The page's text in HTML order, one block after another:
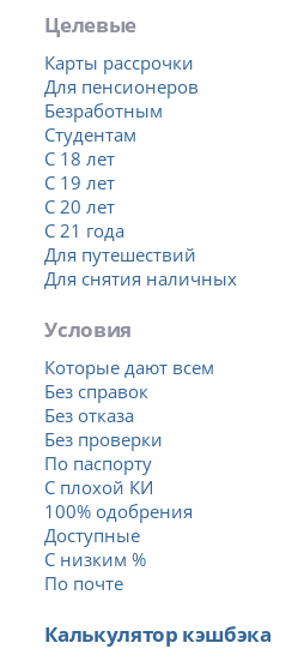
Целевые
Карты рассрочки
Для пенсионеров
Безработным
Студентам
С 18 лет
С 19 лет
С 20 лет
С 21 года
Для путешествий
Для снятия наличных
Условия
Которые дают всем
Без справок
Без отказа
Без проверки
По паспорту
С плохой КИ
100% одобрения
Доступные
С низким %
По почте
Калькулятор кэшбэка